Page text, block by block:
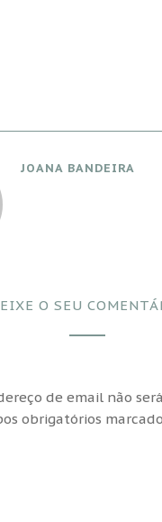
JOANA BANDEIRA
O SEU
de email não
obrigatórios